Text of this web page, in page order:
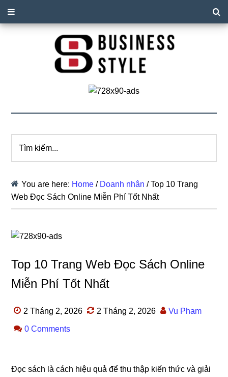
kiếm...
You are here: Home / Doanh nhân /Top 10 Trang
Web Đọc Sách Online Miễn Phí Tốt Nhất
Top 10 Trang Web Đọc Sách Online
Miễn Phí Tốt Nhất
2 Tháng 2, 2026 2 Tháng 2, 2026 Vu Pham
0 Comments
Đọc sách là cách hiệu quả để thu thập kiến thức và giải